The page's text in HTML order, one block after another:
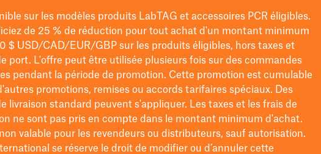
sur les modèles produits LabTAG et accessoires PCR éligibles.
de 25 % de réduction pour tout achat d'un montant minimum
$USD/CAD/EUR/GBPsur les produits éligibles, hors taxes et
port. L'offre peut être utilisée plusieurs fois sur des commandes
pendant la période de promotion. Cette promotion est cumulable
promotions, remises ou accords tarifaires spéciaux. Des
livraison standard peuvent s'appliquer. Les taxes et les frais de
ne sont pas pris en compte dans le montant minimum d'achat.
valable pour les revendeurs ou distributeurs, sauf autorisation.
se réserve le droit de modifierou d’annuler cette